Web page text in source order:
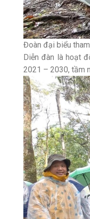
Đoàn đại biểu
Diễn đàn là hoạt
2021 – 2030, tầm